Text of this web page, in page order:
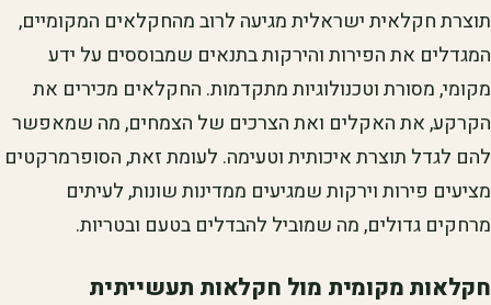
תוצרת חקלאית ישראלית מגיעה לרוב מהחקלאים המקומיים,
המגדלים את הפירות והירקות בתנאים שמבוססים על ידע
מקומי, מסורת וטכנולוגיות מתקדמות. החקלאים מכירים את
הקרקע, את האקלים ואת הצרכים של הצמחים, מה שמאפשר
להם לגדל תוצרת איכותית וטעימה. לעומת זאת, הסופרמרקטים
מציעים פירות וירקות שמגיעים ממדינות שונות, לעיתים
מרחקים גדולים, מה שמוביל להבדלים בטעם ובטריות.
חקלאות מקומית מול חקלאות תעשייתית